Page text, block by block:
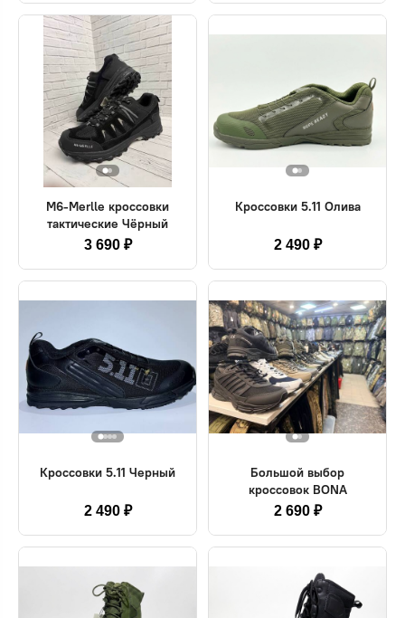
M6-Merlle кроссовки
тактические Чёрный
3 690 ₽
Кроссовки 5.11 Олива
2 490 ₽
Кроссовки 5.11 Черный
2 490 ₽
Большой выбор
кроссовок BONA
2 690 ₽